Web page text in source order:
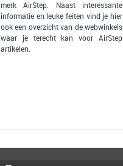
3
merk AirStep. Naast interessante
informatie en leuke feiten vind je hier
ook een overzicht van de webwinkels
waar je terecht kan voor AirStep
artikelen.